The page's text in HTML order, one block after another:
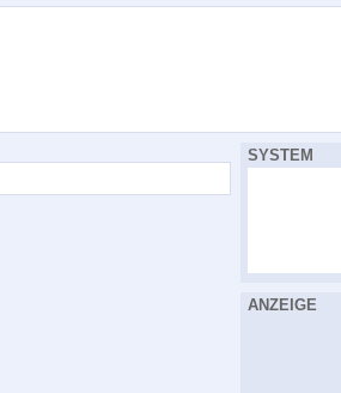
SYSTEM
ANZEIGE